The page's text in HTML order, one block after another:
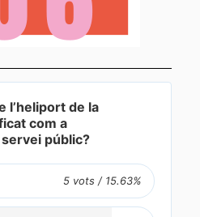
l’heliport de la
com a
públic?